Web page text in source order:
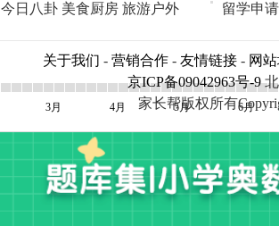
今日八卦 美食厨房 旅游户外 留学申请
关于我们 - 营销合作 - 友情链接 - 网
京ICP备09042963号-9北
家长帮版权所有
3月 4月 5月 6月